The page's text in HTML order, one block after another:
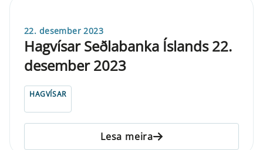
22. desember 2023
Hagvísar Seðlabanka Íslands 22.
desember 2023
HAGVÍSAR
Lesa meira